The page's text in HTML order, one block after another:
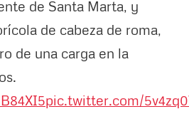
de Santa Marta, y
de cabeza de roma,
de una carga en la
pic.twitter.com/